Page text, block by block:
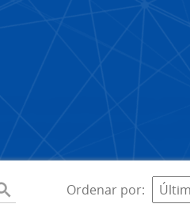
Ordenar por